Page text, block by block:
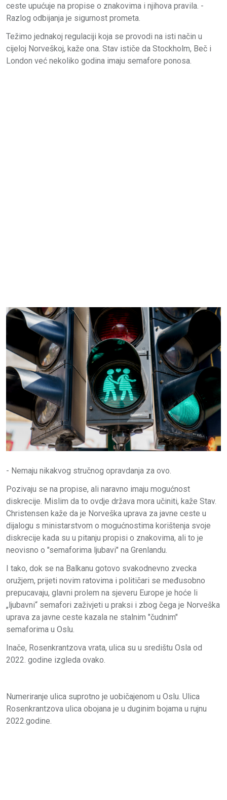
ceste upućuje na propise o znakovima i njihova pravila. -
Razlog odbijanja je sigurnost prometa.
Težimo jednakoj regulaciji koja se provodi na isti način u
cijeloj Norveškoj, kaže ona. Stav ističe da Stockholm, Beč i
London već nekoliko godina imaju semafore ponosa.
- Nemaju nikakvog stručnog opravdanja za ovo.
Pozivaju se na propise, ali naravno imaju mogućnost
diskrecije. Mislim da to ovdje država mora učiniti, kaže Stav.
Christensen kaže da je Norveška uprava za javne ceste u
dijalogu s ministarstvom o mogućnostima korištenja svoje
diskrecije kada su u pitanju propisi o znakovima, ali to je
neovisno o "semaforima ljubavi" na Grenlandu.
I tako, dok se na Balkanu gotovo svakodnevno zvecka
oružjem, prijeti novim ratovima i političari se međusobno
prepucavaju, glavni prolem na sjeveru Europe je hoće li
„ljubavni“ semafori zaživjeti u praksi i zbog čega je Norveška
uprava za javne ceste kazala ne stalnim "čudnim"
semaforima u Oslu.
Inače, Rosenkrantzova vrata, ulica su u središtu Osla od
2022. godine izgleda ovako.
Numeriranje ulica suprotno je uobičajenom u Oslu. Ulica
Rosenkrantzova ulica obojana je u duginim bojama u rujnu
2022.godine.